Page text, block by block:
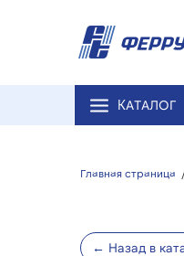
КАТАЛОГ
Главная страница
← Назад в